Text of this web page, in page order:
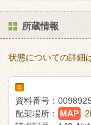
所蔵情報
状態についての詳細
1
資料番号：
配架場所：
MAP